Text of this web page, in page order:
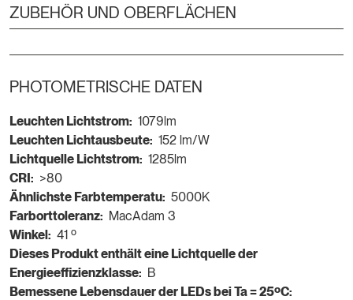
ZUBEHÖR UND OBERFLÄCHEN
PHOTOMETRISCHE DATEN
Leuchten Lichtstrom: 1079lm
Leuchten Lichtausbeute: 152 lm/W
Lichtquelle Lichtstrom: 1285lm
CRI: >80
Ähnlichste Farbtemperatu: 5000K
Farborttoleranz: MacAdam 3
Winkel: 41 º
Dieses Produkt enthält eine Lichtquelle der
Energieeffizienzklasse: B
Bemessene Lebensdauer der LEDs bei Ta = 25ºC: